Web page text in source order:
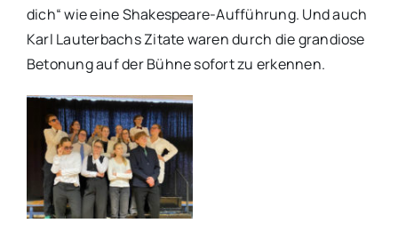
dich“ wie eine Shakespeare-Aufführung. Und auch
Karl Lauterbachs Zitate waren durch die grandiose
Betonung auf der Bühne sofort zu erkennen.